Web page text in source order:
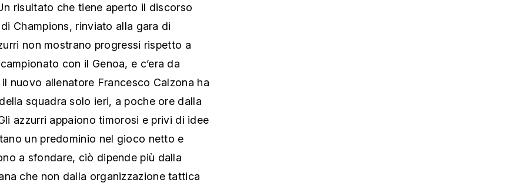
risultato che tiene aperto il discorso
Champions, rinviato alla gara di
non mostrano progressi rispetto a
con il Genoa, e c’era da
nuovo allenatore Francesco Calzona ha
squadra solo ieri, a poche ore dalla
azzurri appaiono timorosi e privi di idee
un predominio nel gioco netto e
a sfondare, ciò dipende più dalla
che non dalla organizzazione tattica